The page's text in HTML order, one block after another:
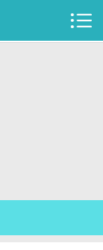
关于我们
联系我们
